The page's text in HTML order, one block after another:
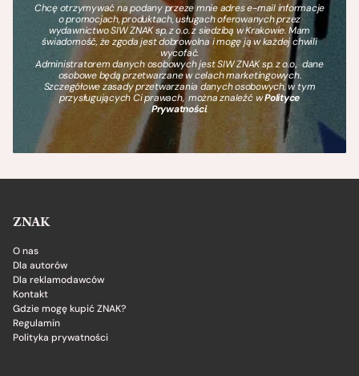
Chcę otrzymywać na podany przeze mnie adres e-mail informacje
o promocjach, produktach, usługach oferowanych przez
wydawnictwo SIW ZNAK sp. z o.o. z siedzibą w Krakowie. Mam
świadomość, że zgoda jest dobrowolna i mogę ją w każdej chwili
wycofać.
Administratorem danych osobowych jest SIW ZNAK sp. z o.o., dane
osobowe będą przetwarzane w celach marketingowych.
Szczegółowe zasady przetwarzania danych osobowych, w tym
przysługujących Ci prawach, można znaleźć wPolityce
Prywatności.
ZNAK
O nas
Dla autorów
Dla reklamodawców
Kontakt
Gdzie mogę kupić ZNAK?
Regulamin
Polityka prywatności